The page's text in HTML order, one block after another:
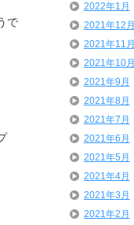
で
2022年1月
2021年12月
2021年11月
2021年10月
2021年9月
2021年8月
2021年7月
2021年6月
2021年5月
2021年4月
2021年3月
2021年2月